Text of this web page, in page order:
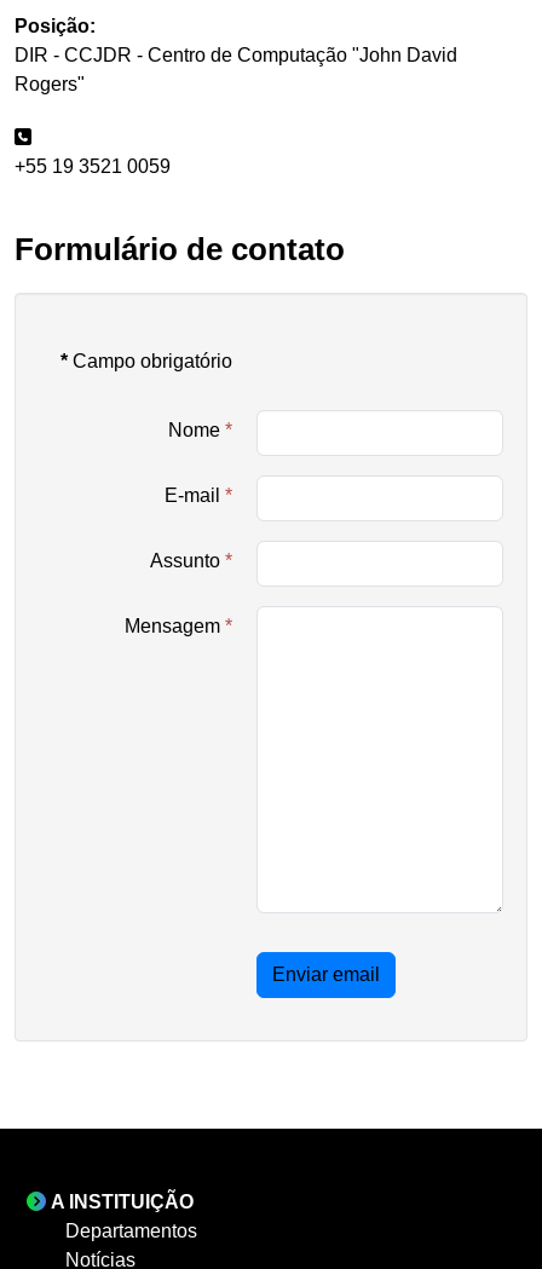
Posição:
DIR - CCJDR - Centro de Computação "John David
Rogers"
+55 19 3521 0059
Formulário de contato
* Campo obrigatório
Nome *
E-mail *
Assunto *
Mensagem *
Enviar email
A INSTITUIÇÃO
Departamentos
Notícias